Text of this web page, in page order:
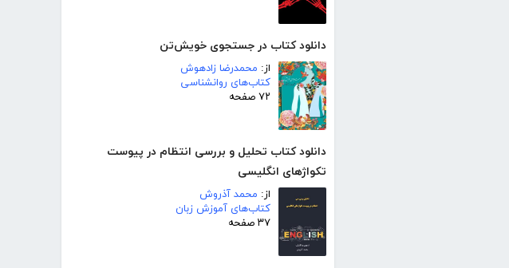
دانلود کتاب در جستجوی خویش‌تن
از: محمدرضا زادهوش
کتاب‌های روانشناسی
۷۲ صفحه
دانلود کتاب تحلیل و بررسی انتظام در پیوست
تکواژهای انگلیسی
از: محمد آذروش
کتاب‌های آموزش زبان
۳۷ صفحه